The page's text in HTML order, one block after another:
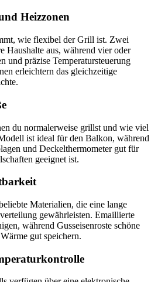
Heizzonen
wie flexibel der Grill ist. Zwei
Haushalte aus, während vier oder
und präzise Temperatursteuerung
erleichtern das gleichzeitige
du normalerweise grillst und wie viel
ist ideal für den Balkon, während
und Deckelthermometer gut für
geeignet ist.
Materialien, die eine lange
gewährleisten. Emaillierte
während Gusseisenroste schöne
gut speichern.